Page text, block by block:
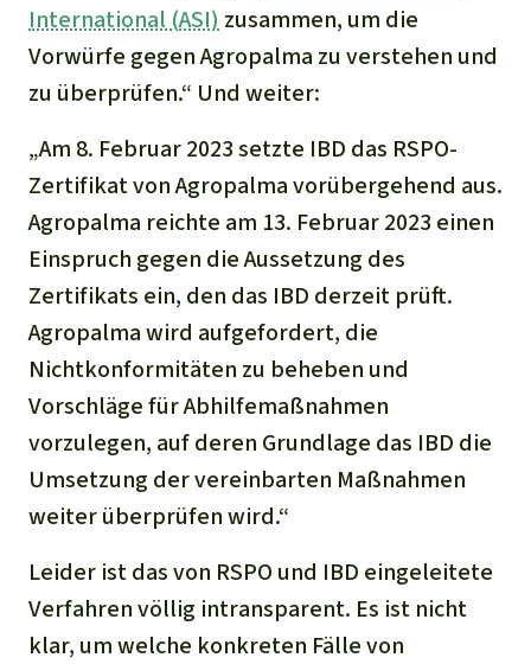
International (ASI) zusammen, um die
Vorwürfe gegen Agropalma zu verstehen und
zu überprüfen.“ Und weiter:
„Am 8. Februar 2023 setzte IBD das RSPO-
Zertifikat von Agropalma vorübergehend aus.
Agropalma reichte am 13. Februar 2023 einen
Einspruch gegen die Aussetzung des
Zertifikats ein, den das IBD derzeit prüft.
Agropalma wird aufgefordert, die
Nichtkonformitäten zu beheben und
Vorschläge für Abhilfemaßnahmen
vorzulegen, auf deren Grundlage das IBD die
Umsetzung der vereinbarten Maßnahmen
weiter überprüfen wird.“
Leider ist das von RSPO und IBD eingeleitete
Verfahren völlig intransparent. Es ist nicht
klar, um welche konkreten Fälle von